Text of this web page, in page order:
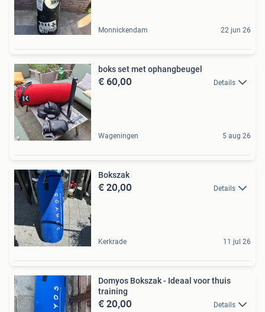
Monnickendam 22 jun 26
boks set met ophangbeugel
€ 60,00 Details
Wageningen 5 aug 26
Bokszak
€ 20,00 Details
Kerkrade 11 jul 26
Domyos Bokszak - Ideaal voor thuis
training
€ 20,00 Details